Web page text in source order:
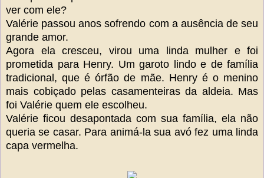
ver com ele?
Valérie passou anos sofrendo com a ausência de seu
grande amor.
Agora ela cresceu, virou uma linda mulher e foi
prometida para Henry. Um garoto lindo e de família
tradicional, que é órfão de mãe. Henry é o menino
mais cobiçado pelas casamenteiras da aldeia. Mas
foi Valérie quem ele escolheu.
Valérie ficou desapontada com sua família, ela não
queria se casar. Para animá-la sua avó fez uma linda
capa vermelha.